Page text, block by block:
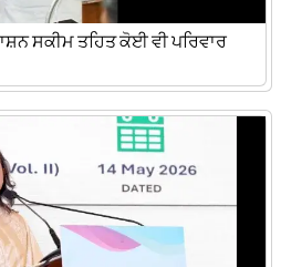
ਸਕੀਮ ਤਹਿਤ ਕੋਈ ਵੀ ਪਰਿਵਾਰ